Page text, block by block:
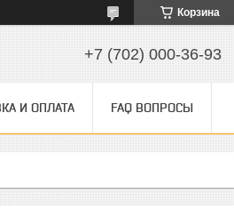
Корзина
+7 (702) 000-36-93
И ОПЛАТА FAQ ВОПРОСЫ